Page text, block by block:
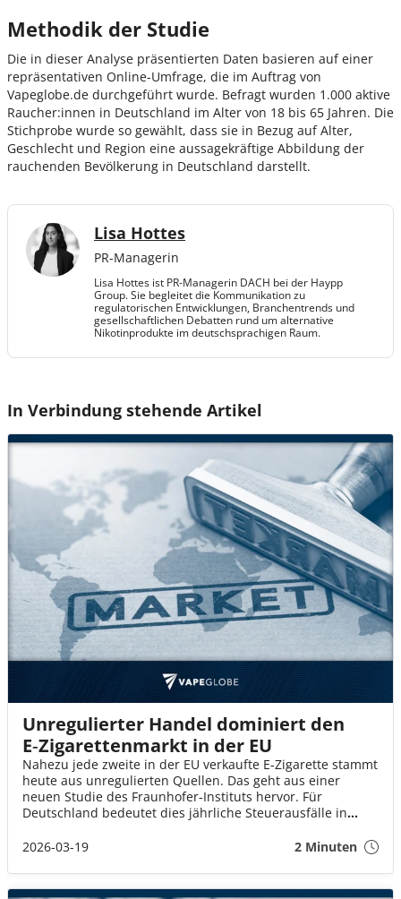
Methodik der Studie
Die in dieser Analyse präsentierten Daten basieren auf einer
repräsentativen Online-Umfrage, die im Auftrag von
Vapeglobe.de durchgeführt wurde. Befragt wurden 1.000 aktive
Raucher:innen in Deutschland im Alter von 18 bis 65 Jahren. Die
Stichprobe wurde so gewählt, dass sie in Bezug auf Alter,
Geschlecht und Region eine aussagekräftige Abbildung der
rauchenden Bevölkerung in Deutschland darstellt.
Lisa Hottes
PR-Managerin
Lisa Hottes ist PR-Managerin DACH bei der Haypp
Group. Sie begleitet die Kommunikation zu
regulatorischen Entwicklungen, Branchentrends und
gesellschaftlichen Debatten rund um alternative
Nikotinprodukte im deutschsprachigen Raum.
In Verbindung stehende Artikel
Unregulierter Handel dominiert den
E‑Zigarettenmarkt in der EU
Nahezu jede zweite in der EU verkaufte E‑Zigarette stammt
heute aus unregulierten Quellen. Das geht aus einer
neuen Studie des Fraunhofer‑Instituts hervor. Für
Deutschland bedeutet dies jährliche Steuerausfälle in
2026-03-19
2 Minuten